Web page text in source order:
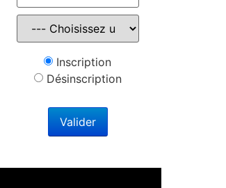
Inscription
Désinscription